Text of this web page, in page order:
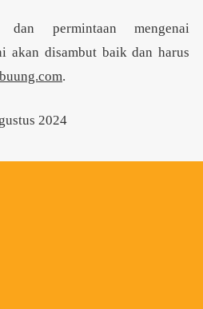
dan permintaan mengenai
akan disambut baik dan harus
.
2024